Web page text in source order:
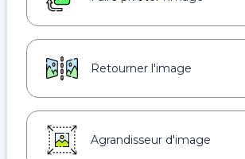
Retourner l'image
Agrandisseur d'image